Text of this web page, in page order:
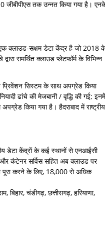
तक उन्नत किया गया है।
एक क्लाउड-सक्षम डेटा केंद्र है जो 2018
समर्थित क्लाउड प्लेटफॉर्म के विभिन्न
प्रिवेंशन सिस्टम के साथ अपग्रेड किया
ढांचे की मेजबानी / वृद्धि की गई; इनमें
किया गया है। हैदराबाद में राष्ट्रीय
डेटा केंद्रों के कई स्थानों से एनआईसी
और कंटेनर सर्विस सहित अब क्लाउड पर
पूरा करने के लिए, 18,000 से अधिक
चंडीगढ़, छत्तीसगढ़, हरियाणा,